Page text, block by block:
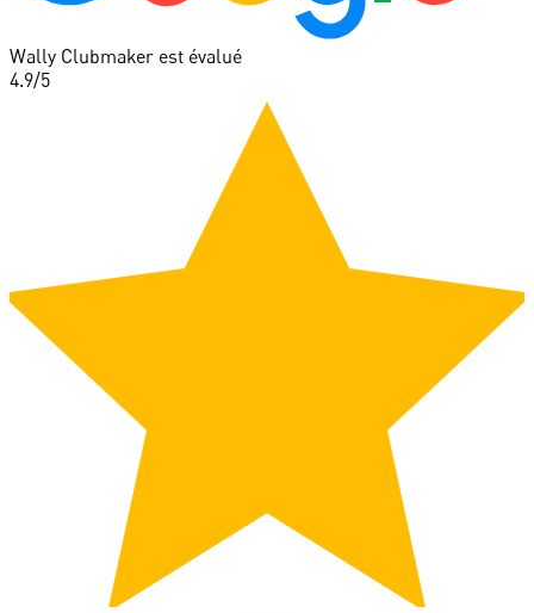
Wally Clubmaker est évalué
4.9/5